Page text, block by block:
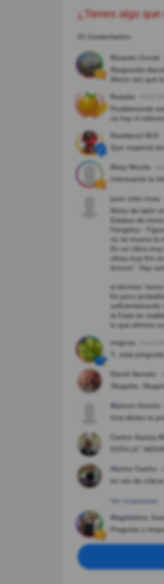
¿Tienes algo que
21 Comentarios
Ricardo Corral
Respuesta
Ahora veo que
Rubdar
Posiblemente
no hay ni
Deadpool M.D.
Que respecta
Mary Nicola
Interesante la
jose ortiz rivas
Mono de latón
Estatua de
Fengshui -
no se mueva la
En un clima
clima muy frío
bronce". Hay
el término
Es poco
suficientemente
la frase en
lo que elimina
esgosa
Y...está
David Serrato
Shapirito,
Marcos Osorio
Una idiotez la
Carlos Garcia
ESTA LA "
Hector Cacho
en ves de
Ver respuestas
Magdalena
Pregunta y